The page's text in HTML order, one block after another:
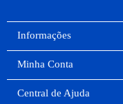
Informações
Minha Conta
Central de Ajuda